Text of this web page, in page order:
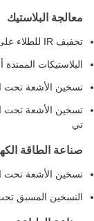
معالجة البلاستيك
تجفيف IR للطلاء على البلاستيك
البلاستيكات
تسخين الأشعة تحت
تسخين الأشعة تحت
تي
صناعة الطاقة
تسخين الأشعة تحت
التسخين المسبق تحت